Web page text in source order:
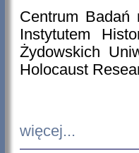
Centrum Badań
Instytutem
Żydowskich
Holocaust
więcej...